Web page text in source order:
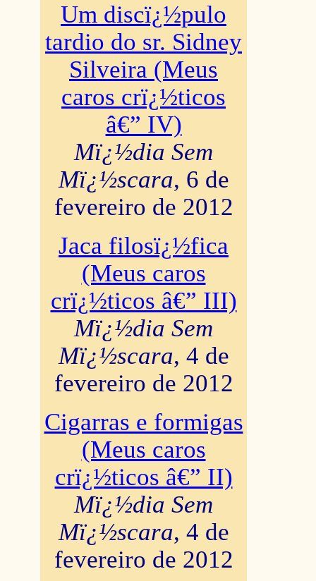
Um discï¿½pulo
tardio do sr. Sidney
Silveira (Meus
caros crï¿½ticos
â€” IV)
Mï¿½dia Sem
Mï¿½scara, 6 de
fevereiro de 2012
Jaca filosï¿½fica
(Meus caros
crï¿½ticos â€” III)
Mï¿½dia Sem
Mï¿½scara, 4 de
fevereiro de 2012
Cigarras e formigas
(Meus caros
crï¿½ticos â€” II)
Mï¿½dia Sem
Mï¿½scara, 4 de
fevereiro de 2012